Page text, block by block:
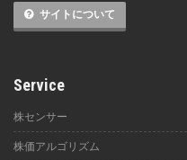
サイトについて
Service
株センサー
株価アルゴリズム